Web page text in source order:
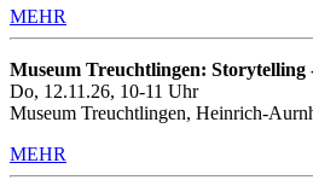
MEHR
Museum Treuchtlingen: Storytelling
Do, 12.11.26, 10-11 Uhr
Museum Treuchtlingen, Heinrich-
MEHR